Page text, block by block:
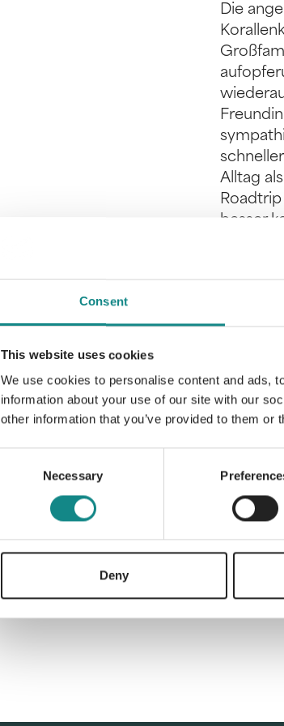
Consent
This website uses cookies
We use cookies to personalise content and ads,
information about your use of our site with our
other information that you’ve provided to them
Necessary
Deny
Die
Alltag
besser
der
Zukunft
Chance?